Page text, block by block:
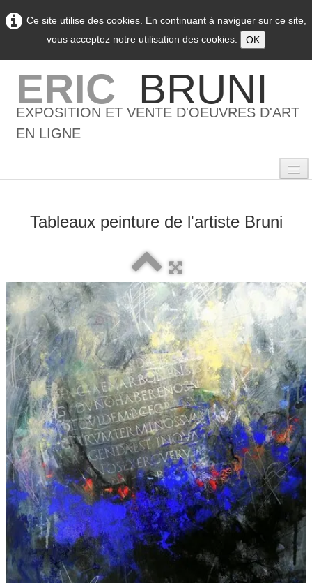
Ce site utilise des cookies. En continuant à naviguer sur ce site,
vous acceptez notre utilisation des cookies.
OK
ERIC BRUNI
EXPOSITION ET VENTE D'OEUVRES D'ART
EN LIGNE
0
L'artiste▼
Galeries▼
Vente▼
Boutique
Contact
Newsletter
BLOG
Français
Tableaux peinture de l'artiste Bruni